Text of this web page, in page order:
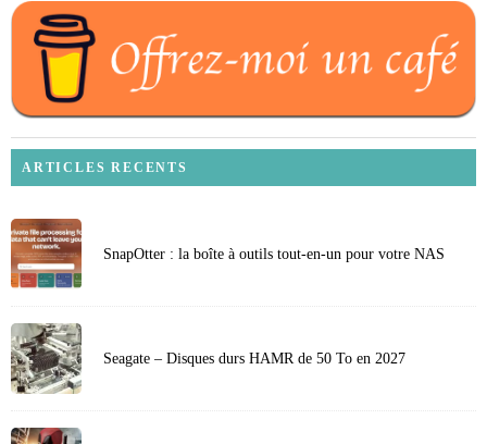
ARTICLES RECENTS
SnapOtter : la boîte à outils tout-en-un pour votre NAS
Seagate – Disques durs HAMR de 50 To en 2027